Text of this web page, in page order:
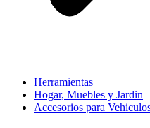
Herramientas
Hogar, Muebles y Jardin
Accesorios para